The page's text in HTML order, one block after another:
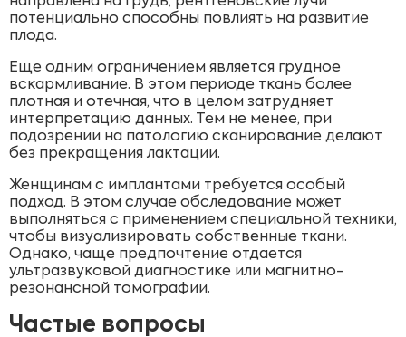
потенциально способны повлиять на развитие
плода.
Еще одним ограничением является грудное
вскармливание. В этом периоде ткань более
плотная и отечная, что в целом затрудняет
интерпретацию данных. Тем не менее, при
подозрении на патологию сканирование делают
без прекращения лактации.
Женщинам с имплантами требуется особый
подход. В этом случае обследование может
выполняться с применением специальной техники,
чтобы визуализировать собственные ткани.
Однако, чаще предпочтение отдается
ультразвуковой диагностике или магнитно-
резонансной томографии.
Частые вопросы